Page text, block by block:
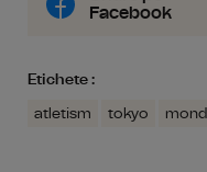
Facebook
Etichete :
atletism tokyo